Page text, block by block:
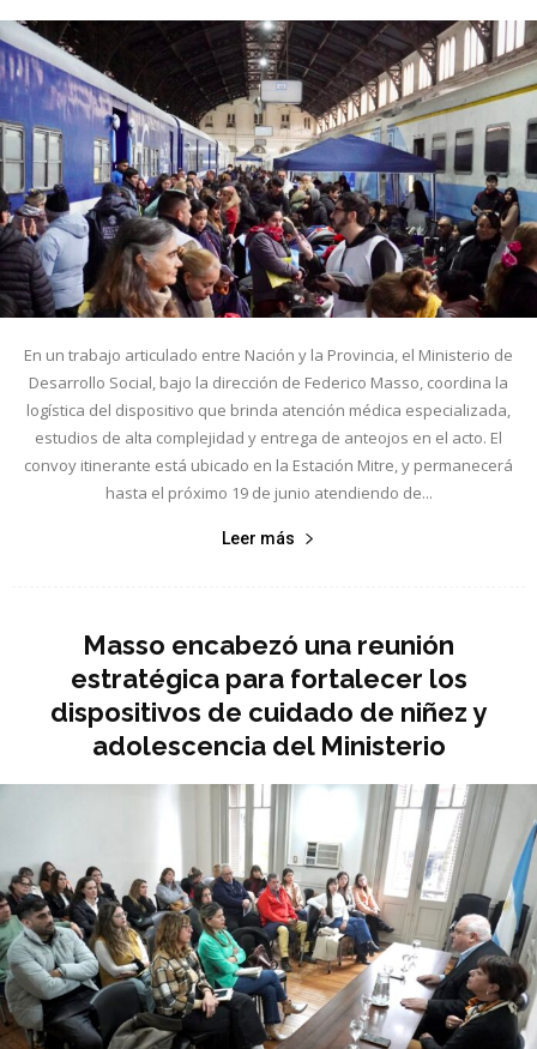
En un trabajo articulado entre Nación y la Provincia, el Ministerio de
Desarrollo Social, bajo la dirección de Federico Masso, coordina la
logística del dispositivo que brinda atención médica especializada,
estudios de alta complejidad y entrega de anteojos en el acto. El
convoy itinerante está ubicado en la Estación Mitre, y permanecerá
hasta el próximo 19 de junio atendiendo de...
Leer más
Masso encabezó una reunión
estratégica para fortalecer los
dispositivos de cuidado de niñez y
adolescencia del Ministerio